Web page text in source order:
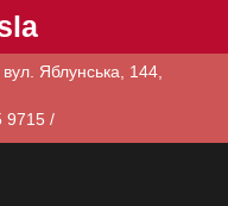
Яблунська, 144,
9715 /